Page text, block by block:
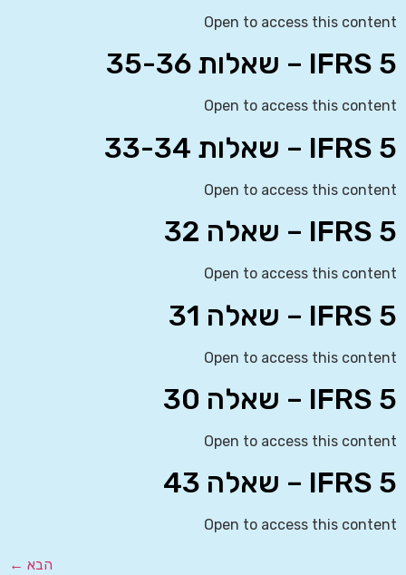
Open to access this content
IFRS 5 – שאלות 35-36
Open to access this content
IFRS 5 – שאלות 33-34
Open to access this content
IFRS 5 – שאלה 32
Open to access this content
IFRS 5 – שאלה 31
Open to access this content
IFRS 5 – שאלה 30
Open to access this content
IFRS 5 – שאלה 43
Open to access this content
הבא ←